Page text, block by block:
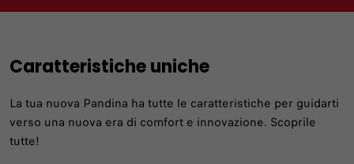
Caratteristiche uniche
La tua nuova Pandina ha tutte le caratteristiche per guidarti
verso una nuova era di comfort e innovazione. Scoprile
tutte!